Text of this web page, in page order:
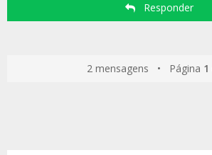
Responder
2 mensagens • Página 1